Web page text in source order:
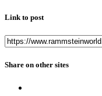
Link to post
Share on other sites